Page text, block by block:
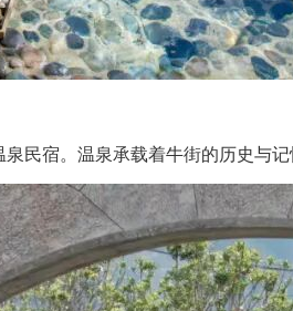
民宿。温泉承载着牛街的历史与